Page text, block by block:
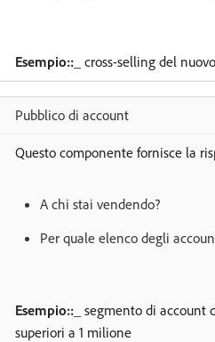
Esempio::_ cross-selling del
Pubblico di account
Questo componente fornisce la
A chi stai vendendo?
Per quale elenco degli
Esempio::_ segmento di account
superiori a 1 milione